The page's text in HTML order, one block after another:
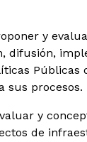
y
difusión,
Públicas
sus procesos.
y
de